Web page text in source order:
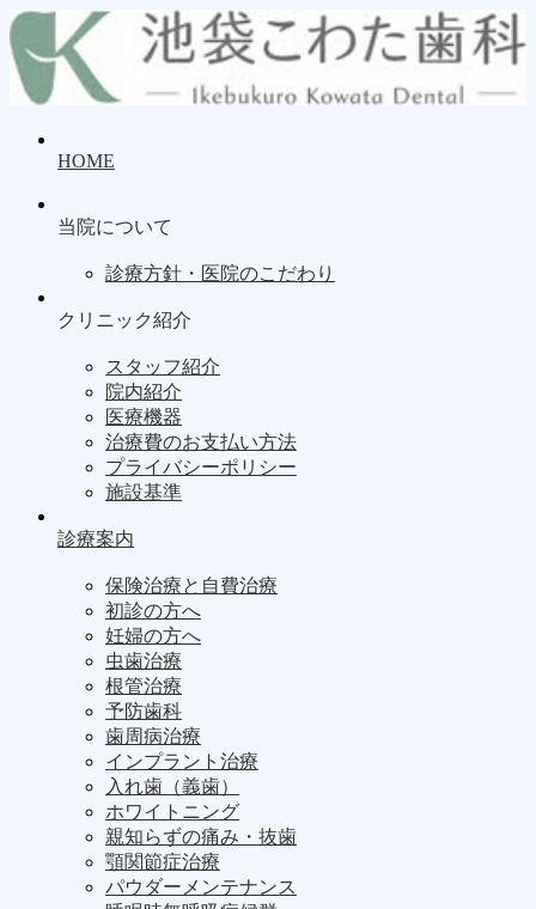
HOME
当院について
診療方針・医院のこだわり
クリニック紹介
スタッフ紹介
院内紹介
医療機器
治療費のお支払い方法
プライバシーポリシー
施設基準
診療案内
保険治療と自費治療
初診の方へ
妊婦の方へ
虫歯治療
根管治療
予防歯科
歯周病治療
インプラント治療
入れ歯（義歯）
ホワイトニング
親知らずの痛み・抜歯
顎関節症治療
パウダーメンテナンス